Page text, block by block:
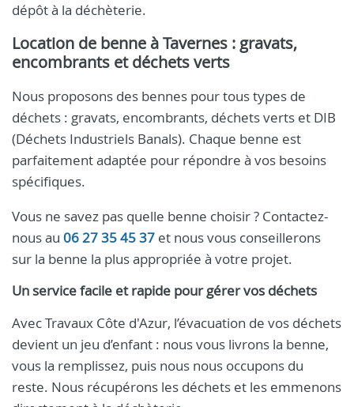
dépôt à la déchèterie.
Location de benne à Tavernes : gravats,
encombrants et déchets verts
Nous proposons des bennes pour tous types de
déchets : gravats, encombrants, déchets verts et DIB
(Déchets Industriels Banals). Chaque benne est
parfaitement adaptée pour répondre à vos besoins
spécifiques.
Vous ne savez pas quelle benne choisir ? Contactez-
nous au 06 27 35 45 37 et nous vous conseillerons
sur la benne la plus appropriée à votre projet.
Un service facile et rapide pour gérer vos déchets
Avec Travaux Côte d'Azur, l’évacuation de vos déchets
devient un jeu d’enfant : nous vous livrons la benne,
vous la remplissez, puis nous nous occupons du
reste. Nous récupérons les déchets et les emmenons